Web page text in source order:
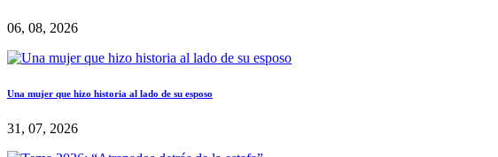
06, 08, 2026
Una mujer que hizo historia al lado de su esposo
31, 07, 2026